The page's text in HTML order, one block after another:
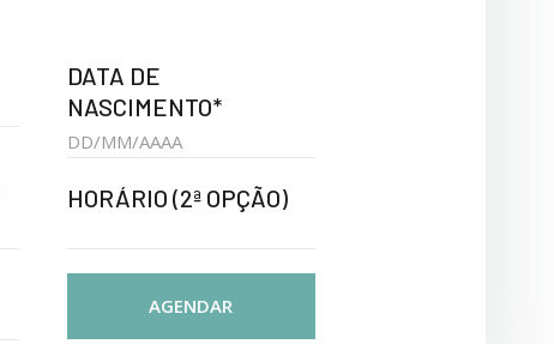
DATA DE
NASCIMENTO*
HORÁRIO (2ª OPÇÃO)